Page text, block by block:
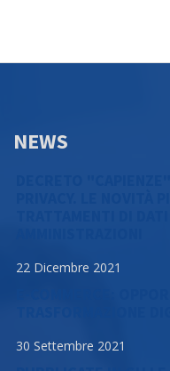
NEWS
22 Dicembre 2021
30 Settembre 2021